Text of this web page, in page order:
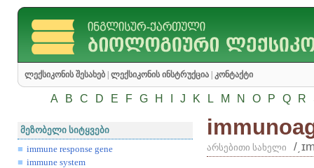
ლექსიკონის შესახებ ლექსიკონის ინსტრუქცია კონტაქტი
A B C D E F G H J K L M N O P Q R
მეზობელი სიტყვები
immune response gene
immune system
არსებითი სახელი /